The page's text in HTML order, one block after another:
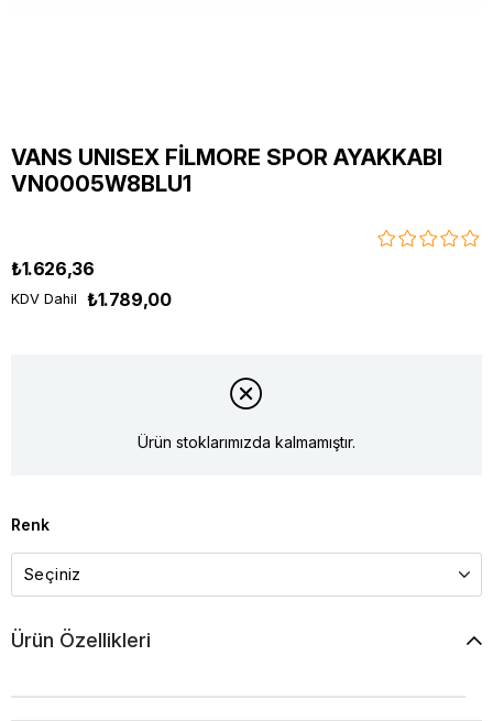
VANS UNISEX FİLMORE SPOR AYAKKABI
VN0005W8BLU1
₺1.626,36
KDV Dahil ₺1.789,00
Ürün stoklarımızda kalmamıştır.
Renk
Ürün Özellikleri